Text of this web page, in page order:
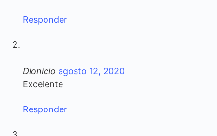
Responder
Dionicio agosto 12, 2020
Excelente
Responder